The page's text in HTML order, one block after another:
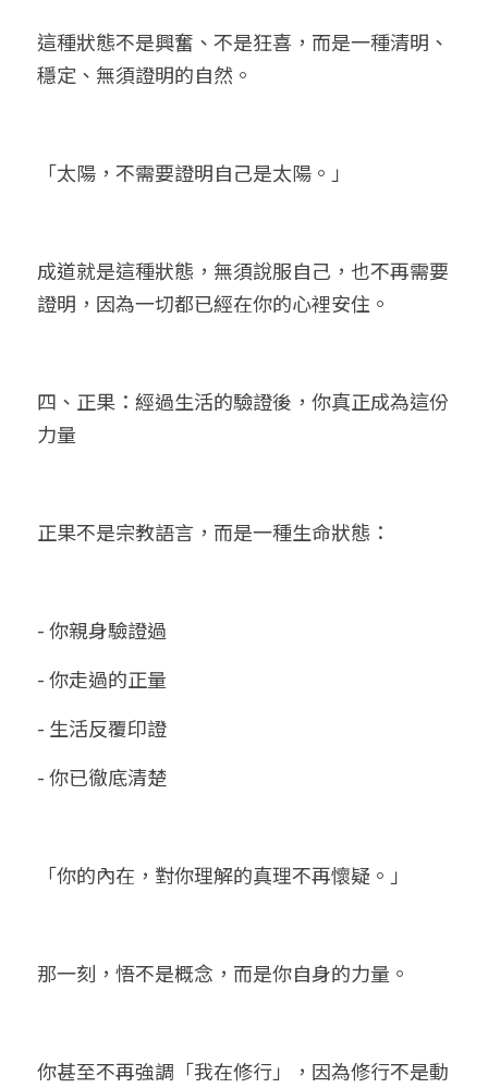
這種狀態不是興奮、不是狂喜，而是一種清明、
穩定、無須證明的自然。
「太陽，不需要證明自己是太陽。」
成道就是這種狀態，無須說服自己，也不再需要
證明，因為一切都已經在你的心裡安住。
四、正果：經過生活的驗證後，你真正成為這份
力量
正果不是宗教語言，而是一種生命狀態：
- 你親身驗證過
- 你走過的正量
- 生活反覆印證
- 你已徹底清楚
「你的內在，對你理解的真理不再懷疑。」
那一刻，悟不是概念，而是你自身的力量。
你甚至不再強調「我在修行」，因為修行不是動